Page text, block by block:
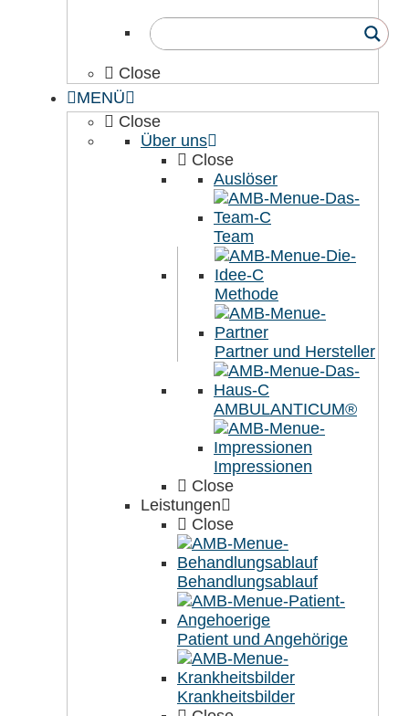
Close
MENÜ
Close
Über uns
Close
Auslöser
Team
Methode
Partner und Hersteller
AMBULANTICUM®
Impressionen
Close
Leistungen
Close
Behandlungsablauf
Patient und Angehörige
Krankheitsbilder